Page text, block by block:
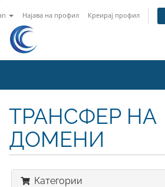
Најава на профил Креирај профил
ТРАНСФЕР НА
ДОМЕНИ
Категории